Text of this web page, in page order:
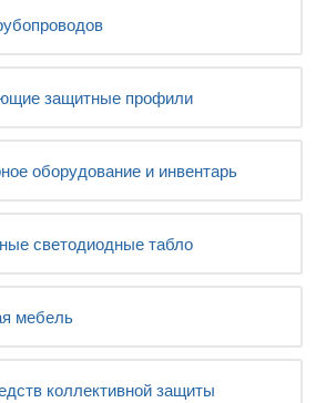
защитные профили
оборудование и инвентарь
светодиодные табло
мебель
коллективной защиты